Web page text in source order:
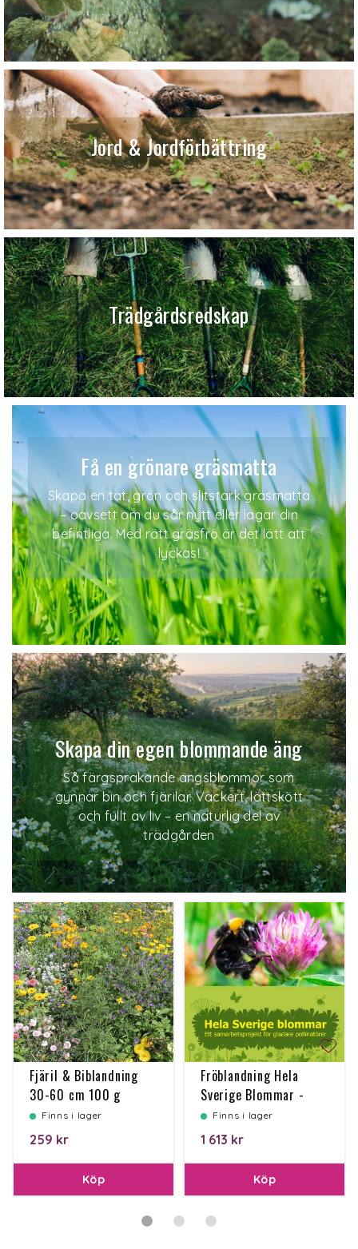
Jord & Jordförbättring
Trädgårdsredskap
Få en grönare gräsmatta
Skapa en tät, grön och slitstark gräsmatta
– oavsett om du sår nytt eller lagar din
befintliga. Med rätt gräsfrö är det lätt att
lyckas!
Skapa din egen blommande äng
Så färgsprakande ängsblommor som
gynnar bin och fjärilar. Vackert, lättskött
och fullt av liv – en naturlig del av
trädgården
Fjäril & Biblandning
30-60 cm 100 g
EttårigFinns i lager
259 kr
Köp
Fröblandning Hela
Sverige Blommar -
flerårig 10kg
Finns i lager
1 613 kr
Köp